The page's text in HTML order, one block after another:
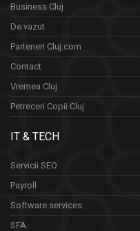
Business Cluj
De vazut
Parteneri Cluj.com
Contact
Vremea Cluj
Petreceri Copii Cluj
IT & TECH
Servicii SEO
Payroll
Software services
SFA